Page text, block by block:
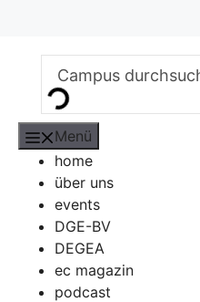
springen
Menü
home
über uns
events
DGE-BV
DEGEA
ec magazin
podcast